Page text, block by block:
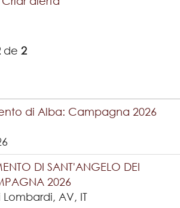
de 2
di Alba: Campagna 2026
DI SANT'ANGELO DEI
2026
AV, IT